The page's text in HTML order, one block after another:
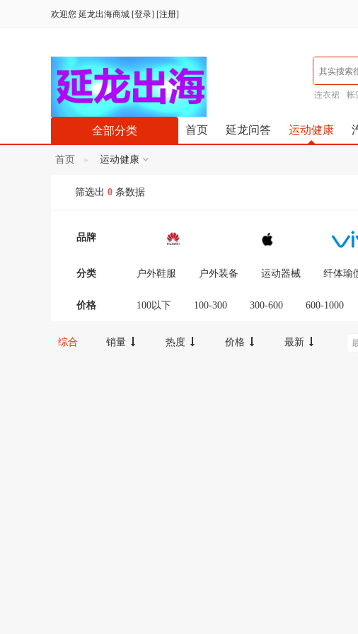
欢迎您 延龙出海商城 [登录] [注册]
连衣裙 帐
首页 延龙问答 运动健康
全部分类
首页 运动健康
筛选出 0 条数据
品牌
分类 户外鞋服 户外装备 运动器械 纤体瑜
价格 100以下 100-300 300-600 600-1000
综合 销量 热度 价格 最新